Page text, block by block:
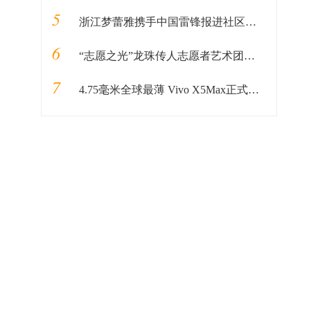
5 浙江梦蕾雅携手中国雷锋报进社区公益活动
6 “志愿之光”龙珠传人志愿者艺术团启动仪式在京顺利启动
7 4.75毫米全球最薄 Vivo X5Max正式发布